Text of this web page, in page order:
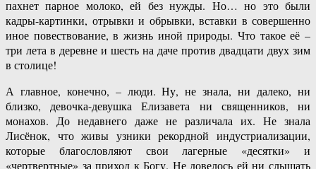
пахнет парное молоко, ей без нужды. Но… но это были
кадры-картинки, отрывки и обрывки, вставки в совершенно
иное повествование, в жизнь иной природы. Что такое её –
три лета в деревне и шесть на даче против двадцати двух зим
в столице!
А главное, конечно, – люди. Ну, не знала, ни далеко, ни
близко, девочка-девушка Елизавета ни священников, ни
монахов. До недавнего даже не различала их. Не знала
Лисёнок, что живы узники рекордной индустриализации,
которые благословляют свои лагерные «десятки» и
«чертвертные» за приход к Богу. Не довелось ей ни слышать